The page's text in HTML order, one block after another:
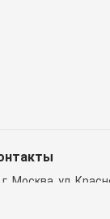
г. Москва, ул.